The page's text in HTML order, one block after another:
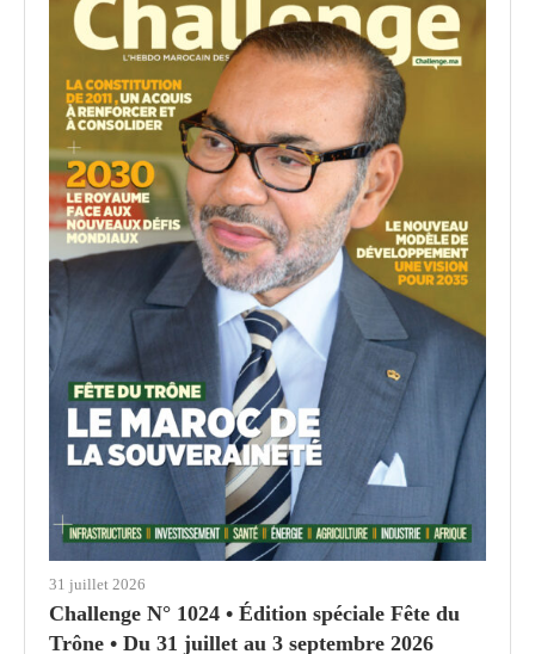
31 juillet 2026
Challenge N° 1024 • Édition spéciale Fête du
Trône • Du 31 juillet au 3 septembre 2026